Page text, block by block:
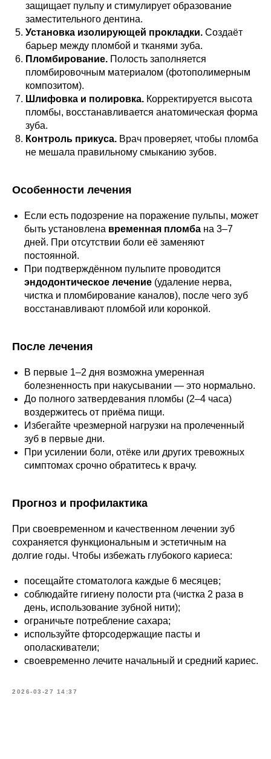
защищает пульпу и стимулирует образование
заместительного дентина.
Установка изолирующей прокладки. Создаёт
барьер между пломбой и тканями зуба.
Пломбирование. Полость заполняется
пломбировочным материалом (фотополимерным
композитом).
Шлифовка и полировка. Корректируется высота
пломбы, восстанавливается анатомическая форма
зуба.
Контроль прикуса. Врач проверяет, чтобы пломба
не мешала правильному смыканию зубов.
Особенности лечения
Если есть подозрение на поражение пульпы, может
быть установлена временная пломба на 3–7
дней. При отсутствии боли её заменяют
постоянной.
При подтверждённом пульпите проводится
эндодонтическое лечение (удаление нерва,
чистка и пломбирование каналов), после чего зуб
восстанавливают пломбой или коронкой.
После лечения
В первые 1–2 дня возможна умеренная
болезненность при накусывании — это нормально.
До полного затвердевания пломбы (2–4 часа)
воздержитесь от приёма пищи.
Избегайте чрезмерной нагрузки на пролеченный
зуб в первые дни.
При усилении боли, отёке или других тревожных
симптомах срочно обратитесь к врачу.
Прогноз и профилактика
При своевременном и качественном лечении зуб
сохраняется функциональным и эстетичным на
долгие годы. Чтобы избежать глубокого кариеса:
посещайте стоматолога каждые 6 месяцев;
соблюдайте гигиену полости рта (чистка 2 раза в
день, использование зубной нити);
ограничьте потребление сахара;
используйте фторсодержащие пасты и
ополаскиватели;
своевременно лечите начальный и средний кариес.
2026-03-27 14:37